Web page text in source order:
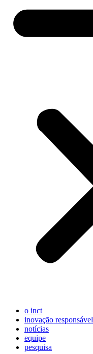
o inct
inovação responsável
notícias
equipe
pesquisa